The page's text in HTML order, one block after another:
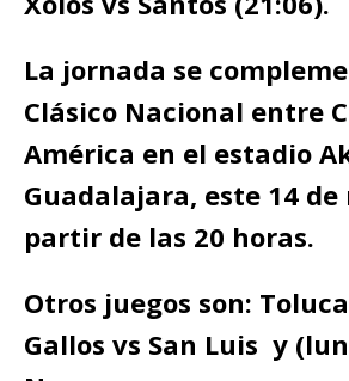
La jornada se
Clásico Nacional entre
América en el estadio
Guadalajara, este 14 de
partir de las 20 horas.
Otros juegos son:
Gallos vs San Luis y